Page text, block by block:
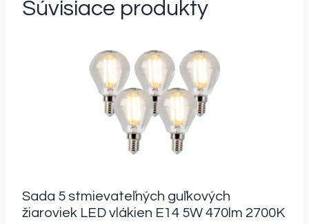
Súvisiace produkty
Sada 5 stmievateľných guľkových
žiaroviek LED vlákien E14 5W 470lm 2700K